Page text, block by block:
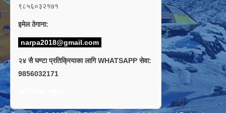
९८५६०३२१७१
इमेल ठेगाना:
narpa2018@gmail.com
२४ सै घण्टा प्रतिक्रियाका लागि WHATSAPP सेवा:
9856032171